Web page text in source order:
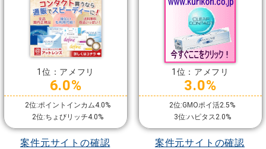
1位：アメフリ
6.0%
2位:ポイントインカム4.0%
2位:ちょびリッチ4.0%
案件元サイトの確認
1位：アメフリ
3.0%
2位:GMOポイ活2.5%
3位:ハピタス2.0%
案件元サイトの確認